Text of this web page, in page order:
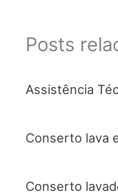
Posts
Assistência
Conserto lava
Conserto